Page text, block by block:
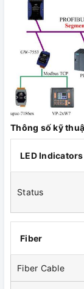
Thông số kỹ
LED Indicators
Status
Fiber
Fiber Cable